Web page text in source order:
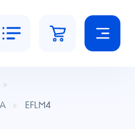
EFLM4